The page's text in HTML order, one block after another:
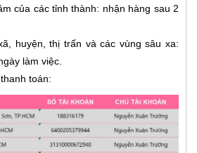
của các tỉnh thành: nhận hàng sau 2
huyện, thị trấn và các vùng sâu xa:
làm việc.
toán: